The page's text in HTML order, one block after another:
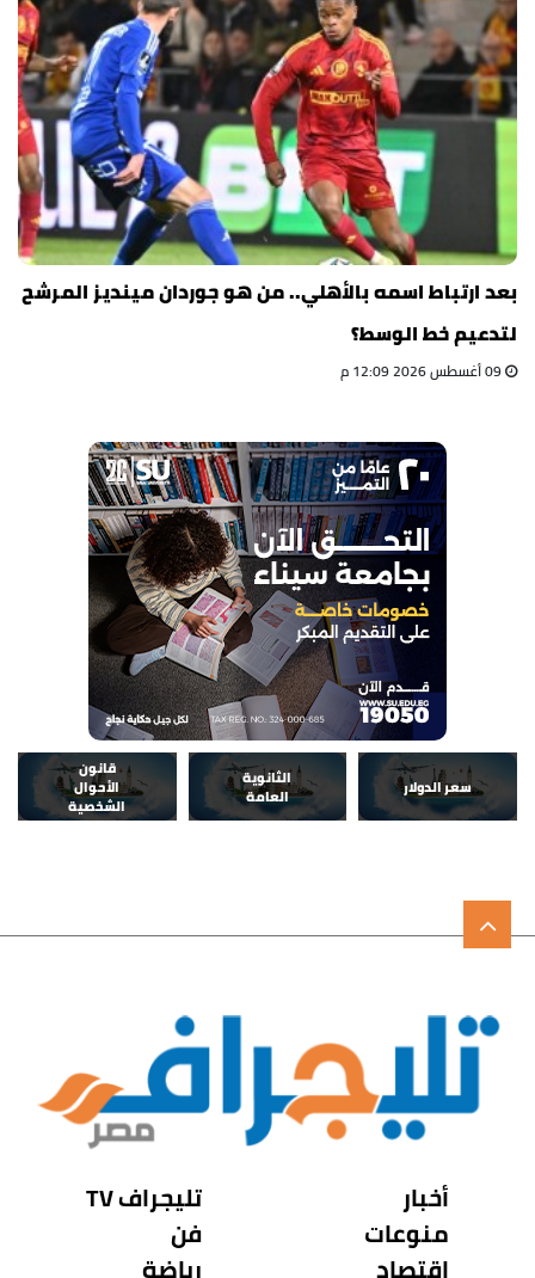
بعد ارتباط اسمه بالأهلي.. من هو جوردان مينديز المرشح
لتدعيم خط الوسط؟
سعر الدولار
الثانوية
العامة
قانون
الأحوال
الشخصية
أخبار
منوعات
اقتصاد
تليجراف TV
فن
رياضة